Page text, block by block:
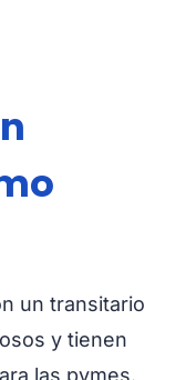
un transitario
y tienen